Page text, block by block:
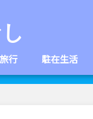
旅行 駐在生活